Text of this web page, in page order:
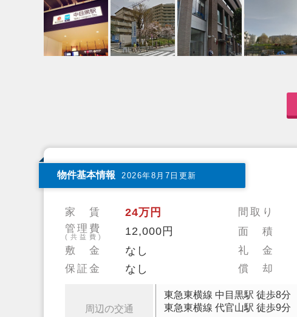
物件基本情報 2026年8月7日更新
家 賃 24万円 間取り
管理費
(共益費) 12,000円 面 積
敷 金 なし 礼 金
保証金 なし 償 却
周辺の交通
東急東横線 中目黒駅 徒歩8分
東急東横線 代官山駅 徒歩9分